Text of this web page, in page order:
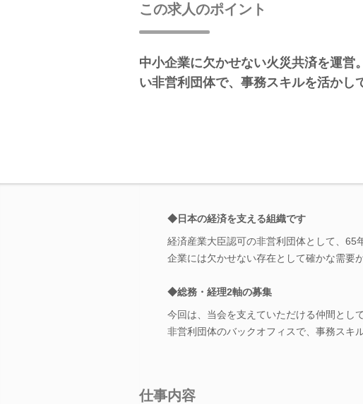
この求人のポイント
中小企業に欠かせない火災共済を運営
い非営利団体で、事務スキルを活かし
◆日本の経済を支える組織です
経済産業大臣認可の非営利団体として、65
企業には欠かせない存在として確かな需要
◆総務・経理2軸の募集
今回は、当会を支えていただける仲間とし
非営利団体のバックオフィスで、事務スキ
仕事内容